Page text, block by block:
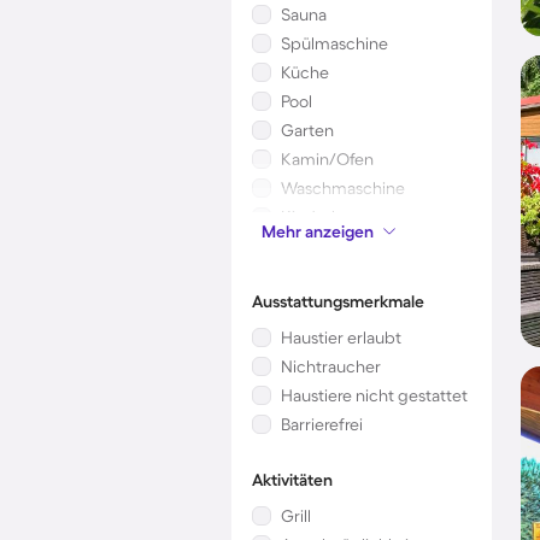
Sauna
Spülmaschine
Küche
Pool
Garten
Kamin/Ofen
Waschmaschine
Kinderbett
Mikrowelle
Mehr anzeigen
Ausstattungsmerkmale
Haustier erlaubt
Nichtraucher
Haustiere nicht gestattet
Barrierefrei
Aktivitäten
Grill